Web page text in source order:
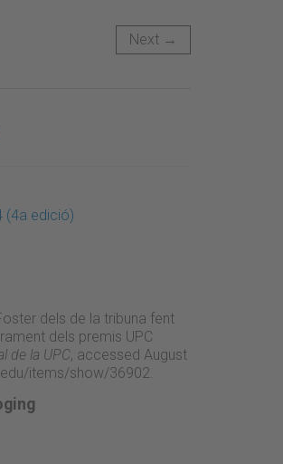
Next →
(4a edició)
dels de la tribuna fent
dels premis UPC
de la UPC, accessed August
items/show/36902